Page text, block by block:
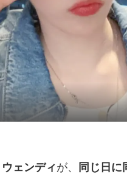
ウェンディが、 同じ日に